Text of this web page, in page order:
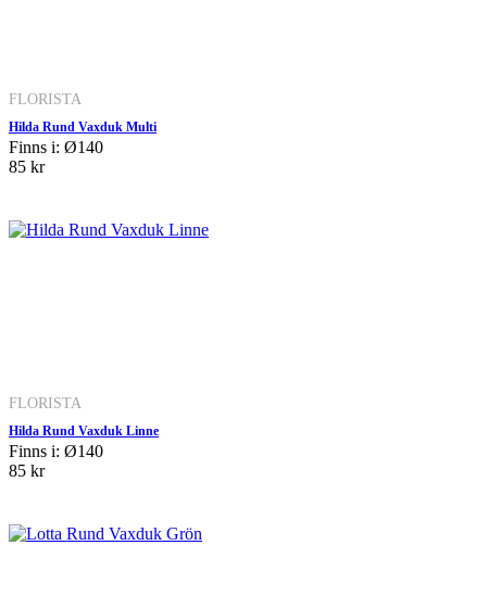
FLORISTA
Hilda Rund Vaxduk Multi
Finns i: Ø140
85 kr
FLORISTA
Hilda Rund Vaxduk Linne
Finns i: Ø140
85 kr